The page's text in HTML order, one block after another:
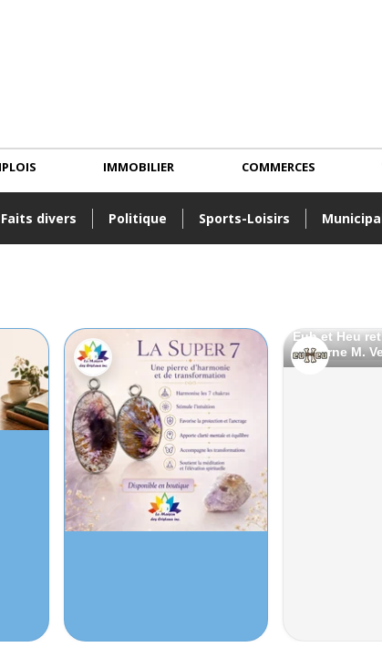
Faits divers Politique Sports-Loisirs
IMMOBILIER COMMERCES